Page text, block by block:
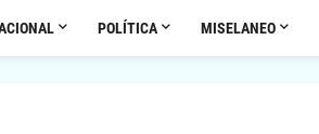
POLÍTICA MISELANEO